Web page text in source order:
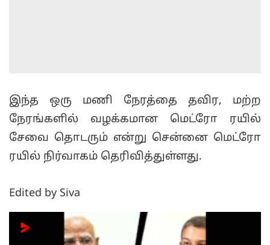
இந்த ஒரு மணி நேரத்தை தவிர, மற்ற
நேரங்களில் வழக்கமான மெட்ரோ ரயில்
சேவை தொடரும் என்று சென்னை மெட்ரோ
ரயில் நிர்வாகம் தெரிவித்துள்ளது.
Edited by Siva